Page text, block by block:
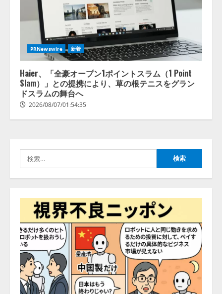
PRNewswire 新着
Haier、「全豪オープン1ポイントスラム（1 Point
Slam）」との提携により、草の根テニスをグラン
ドスラムの舞台へ
2026/08/07/01:54:35
索: